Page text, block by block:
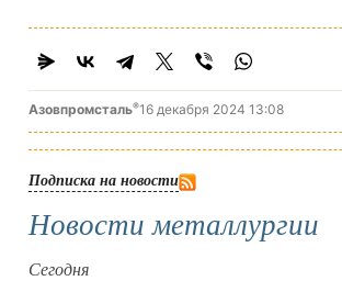
Азовпромсталь®16 декабря 2024 13:08
Подписка на новости
Новости металлургии
Сегодня